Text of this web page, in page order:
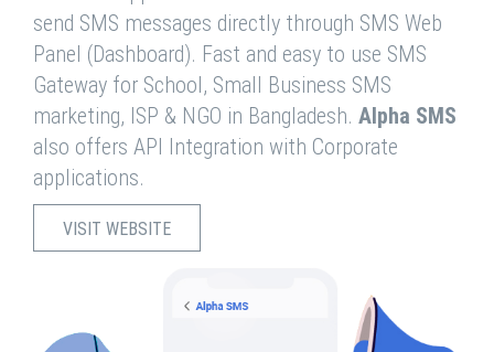
send SMS messages directly through SMS Web
Panel (Dashboard). Fast and easy to use SMS
Gateway for School, Small Business SMS
marketing, ISP & NGO in Bangladesh. Alpha SMS
also offers API Integration with Corporate
applications.
VISIT WEBSITE